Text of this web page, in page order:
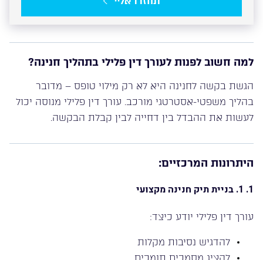
למה חשוב לפנות לעורך דין פלילי בתהליך חנינה?
הגשת בקשה לחנינה היא לא רק מילוי טופס – מדובר
בהליך משפטי-אסטרטגי מורכב. עורך דין פלילי מנוסה יכול
לעשות את ההבדל בין דחייה לבין קבלת הבקשה.
היתרונות המרכזיים:
1. 1. בניית תיק חנינה מקצועי
עורך דין פלילי יודע כיצד:
להדגיש נסיבות מקלות